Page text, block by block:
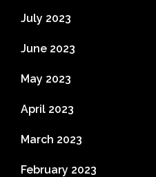
July 2023
June 2023
May 2023
April 2023
March 2023
February 2023